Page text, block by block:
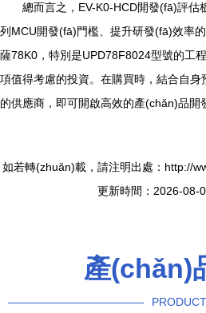
總而言之，EV-K0-HCD開發(fā)評估
列MCU開發(fā)門檻、提升研發(fā)效率
薩78K0，特別是UPD78F8024型號的工
項值得考慮的投資。在購買時，結合自
的供應商，即可開啟高效的產(chǎn)品開
如若轉(zhuǎn)載，請注明出處：http://
更新時間：2026-08-
產(chǎn)
PRODUCT